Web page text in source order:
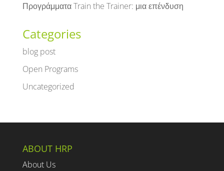
Προγράμματα Train the Trainer: μια επένδυση
Categories
blog post
Open Programs
Uncategorized
ABOUT HRP
About Us